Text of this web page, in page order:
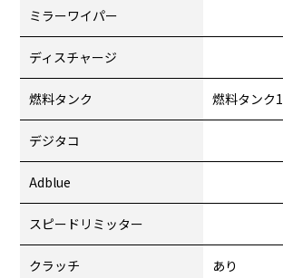
ミラーワイパー
ディスチャージ
燃料タンク 燃料タンク1
デジタコ
Adblue
スピードリミッター
クラッチ あり